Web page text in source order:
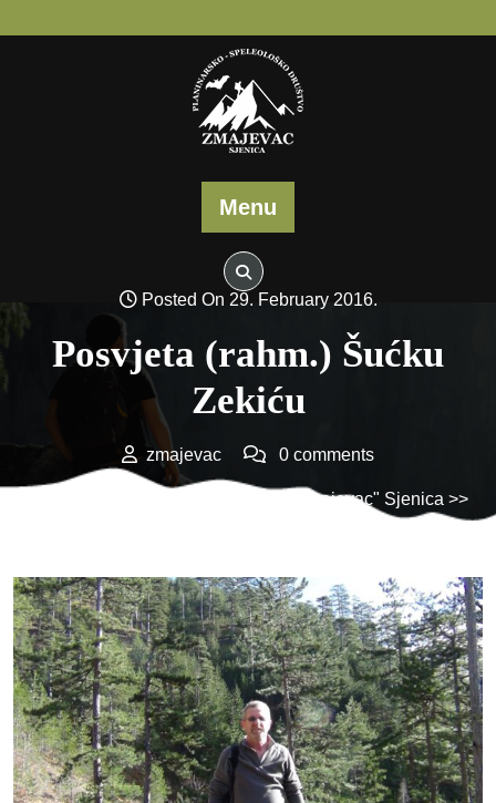
to
Menu
Posted On 29. February 2016.
Posvjeta (rahm.) Šućku
Zekiću
zmajevac 0 comments
Planinarsko-speleološko društvo "Zmajevac" Sjenica >>
>> Posvjeta (rahm.) Šućku Zekiću